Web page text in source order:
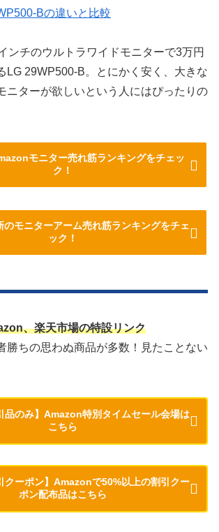
Bの違いと比較
ンチのウルトラワイドモニターで3万円
LG 29WP500-B。とにかく安く、大きな
ニターが欲しいという人にはぴったりの
モニター売れ筋ランキングをチェッ
ク！
のモニターアーム売れ筋ランキングをチェ
ック！
、楽天市場の特設リンク
勝ちの思わぬ商品が多数！見たことない
品のみ】Amazon特別タイムセール会場は
こちら
クーポン】Amazonで50%以上の割引クー
ポン配布品はこちら